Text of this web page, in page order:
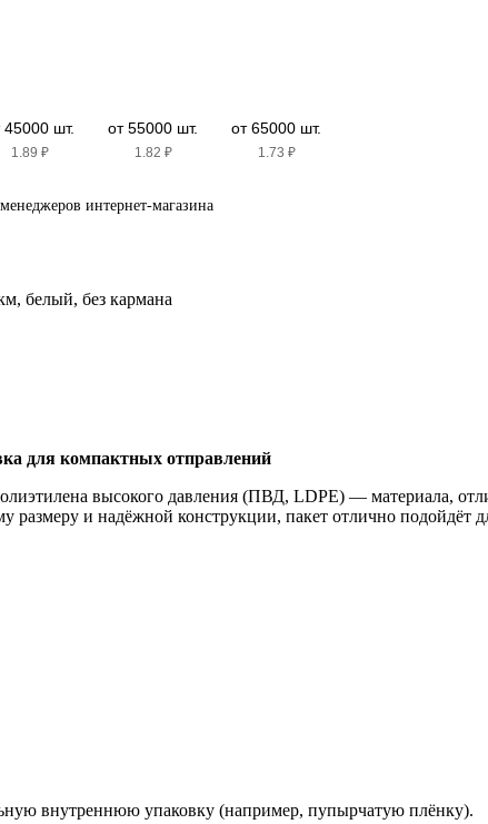
45000 шт.
1.89 ₽
от 55000 шт.
1.82 ₽
от 65000 шт.
1.73 ₽
интернет-магазина
белый, без кармана
для компактных отправлений
высокого давления (ПВД, LDPE) — материала,
размеру и надёжной конструкции, пакет отлично подойдёт
внутреннюю упаковку (например, пупырчатую плёнку).